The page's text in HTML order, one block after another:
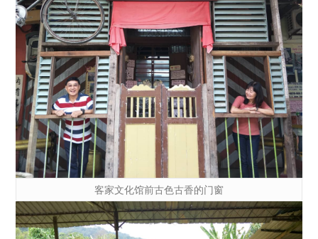
客家文化馆前古色古香的门窗